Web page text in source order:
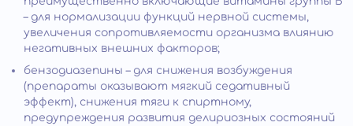
– для нормализации функций нервной системы,
увеличения сопротивляемости организма влиянию
негативных внешних факторов;
бензодиазепины – для снижения возбуждения
(препараты оказывают мягкий седативный
эффект), снижения тяги к спиртному,
предупреждения развития делириозных состояний